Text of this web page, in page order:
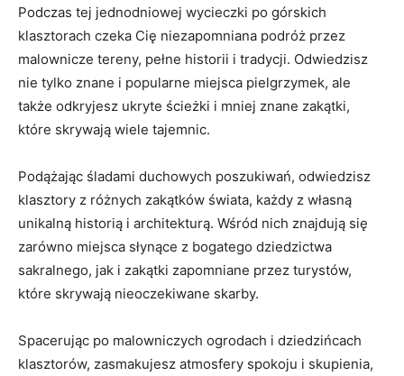
Podczas ⁣tej jednodniowej wycieczki po ​górskich
klasztorach czeka Cię ‍niezapomniana podróż przez
malownicze tereny, pełne historii⁣ i tradycji. Odwiedzisz
‍nie tylko znane i popularne miejsca pielgrzymek, ale
także odkryjesz ukryte ścieżki i mniej znane zakątki,
które skrywają wiele tajemnic.
Podążając śladami duchowych poszukiwań, odwiedzisz
klasztory z różnych zakątków świata, każdy z własną ​
unikalną historią i architekturą. Wśród nich znajdują się
zarówno miejsca słynące z bogatego ⁢dziedzictwa
⁤sakralnego, jak i zakątki zapomniane​ przez⁤ turystów,
które skrywają nieoczekiwane skarby.
Spacerując⁣ po malowniczych ogrodach i dziedzińcach
klasztorów, zasmakujesz atmosfery spokoju i skupienia, ​